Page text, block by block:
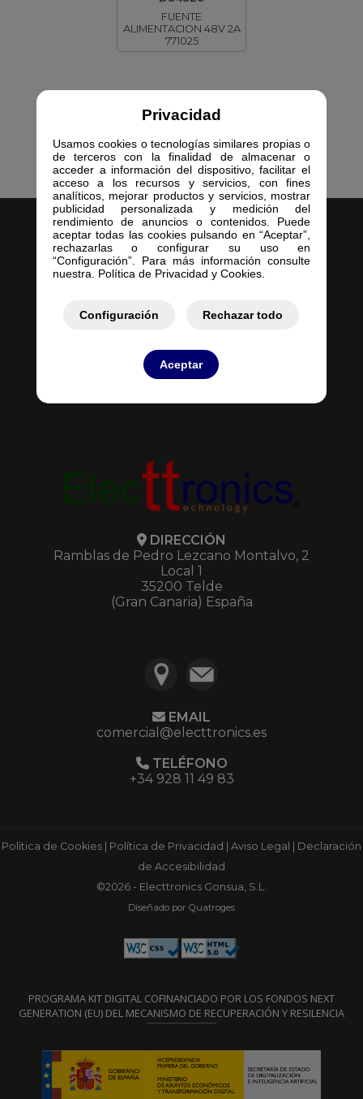
Privacidad
Usamos cookies o tecnologías similares propias o
de terceros con la finalidad de almacenar o
acceder a información del dispositivo, facilitar el
acceso a los recursos y servicios, con fines
analíticos, mejorar productos y servicios, mostrar
publicidad personalizada y medición del
rendimiento de anuncios o contenidos. Puede
aceptar todas las cookies pulsando en “Aceptar”,
rechazarlas o configurar su uso en
“Configuración”. Para más información consulte
nuestra. Política de Privacidad y Cookies.
Configuración Rechazar todo
Aceptar
FUENTE
ALIMENTACION 48V 2A
771025
Empresa
Contacto
Mis Pedidos
DIRECCIÓN
Ramblas de Pedro Lezcano Montalvo, 2
Local 1
35200 Telde
(Gran Canaria) España
EMAIL
comercial@electtronics.es
TELÉFONO
+34 928 11 49 83
Política de Cookies Política de Privacidad Aviso Legal
Declaración
de Accesibilidad
©2026 - Electtronics Gonsua, S.L.
Diseñado por Quatroges
PROGRAMA KIT DIGITAL COFINANCIADO POR LOS FONDOS NEXT
GENERATION (EU) DEL MECANISMO DE RECUPERACIÓN Y RESILENCIA